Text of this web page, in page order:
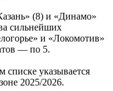
(8) и «Динамо»
сильнейших
и «Локомотив»
— по 5.
указывается
2025/2026.